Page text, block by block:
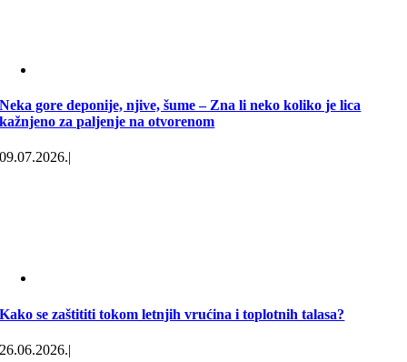
Neka gore deponije, njive, šume – Zna li neko koliko je lica
kažnjeno za paljenje na otvorenom
09.07.2026.|
Kako se zaštititi tokom letnjih vrućina i toplotnih talasa?
26.06.2026.|